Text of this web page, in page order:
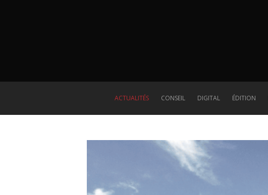
ACTUALITÉS CONSEIL DIGITAL ÉDITION